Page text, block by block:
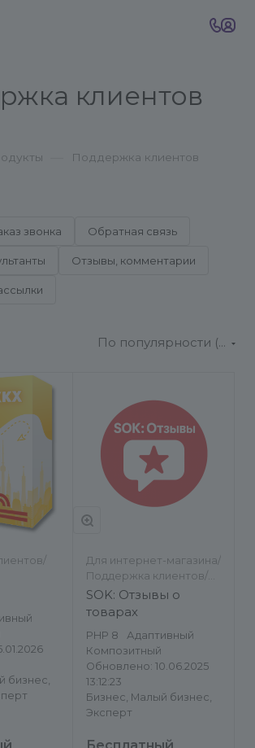
клиентов
Поддержка клиентов
звонка Обратная связь
Отзывы, комментарии
По популярности (возрастание)
бизнес,
Для интернет-магазина/
Поддержка клиентов/
Отзывы, комментарии
SOK: Отзывы о
товарах
PHP 8
Адаптивный
Композитный
Обновлено: 10.06.2025
13:12:23
Бизнес, Малый бизнес,
Эксперт